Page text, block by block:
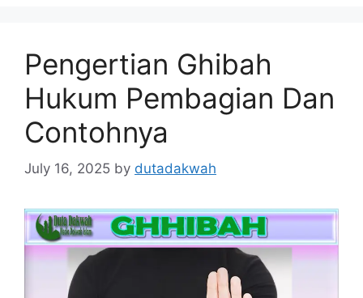
Pengertian Ghibah
Hukum Pembagian Dan
Contohnya
July 16, 2025 by dutadakwah